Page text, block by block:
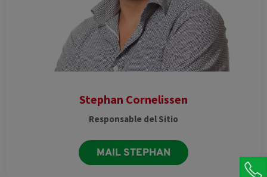
Stephan Cornelissen
Responsable del Sitio
MAIL STEPHAN